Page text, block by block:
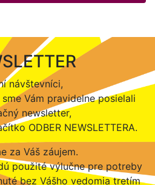
návštevníci,
Vám pravidelne posielali
newsletter,
ODBER NEWSLETTERA.
za Váš záujem.
použité výlučne pre potreby
bez Vášho vedomia tretím